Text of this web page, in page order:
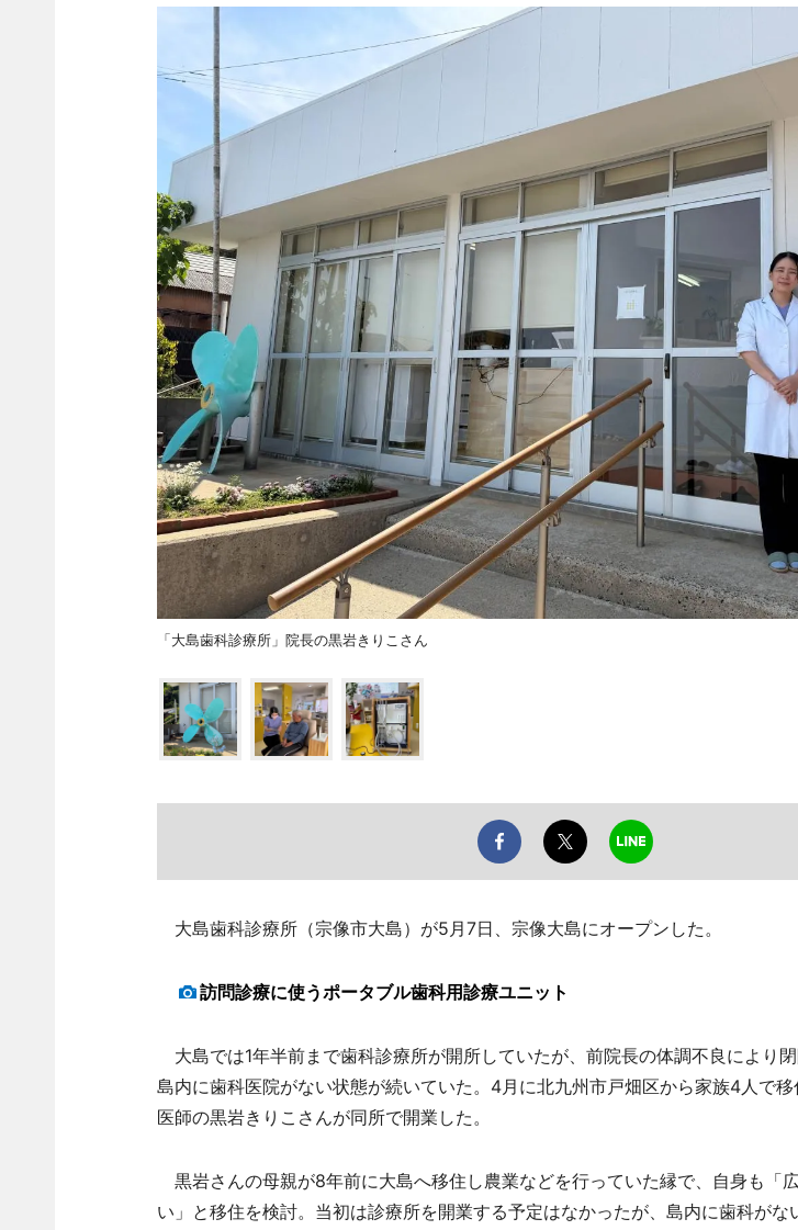
「大島歯科診療所」院長の黒岩きりこさん
大島歯科診療所（宗像市大島）が5月7日、宗像大島にオープンした。
訪問診療に使うポータブル歯科用診療ユニット
大島では1年半前まで歯科診療所が開所していたが、前院長の体調不良により閉
島内に歯科医院がない状態が続いていた。4月に北九州市戸畑区から家族4人で
医師の黒岩きりこさんが同所で開業した。
黒岩さんの母親が8年前に大島へ移住し農業などを行っていた縁で、自身も「
い」と移住を検討。当初は診療所を開業する予定はなかったが、島内に歯科がな